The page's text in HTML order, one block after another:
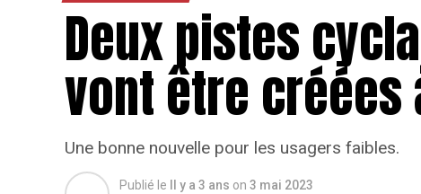
Deux pistes
vont être créées
Une bonne nouvelle pour les usagers faibles.
Publié le Il y a 3 ans on 3 mai 2023